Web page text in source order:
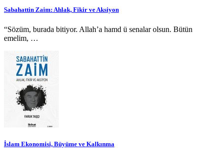
Sabahattin Zaim: Ahlak, Fikir ve Aksiyon
“Sözüm, burada bitiyor. Allah’a hamd ü senalar olsun. Bütün
emelim, …
İslam Ekonomisi, Büyüme ve Kalkınma